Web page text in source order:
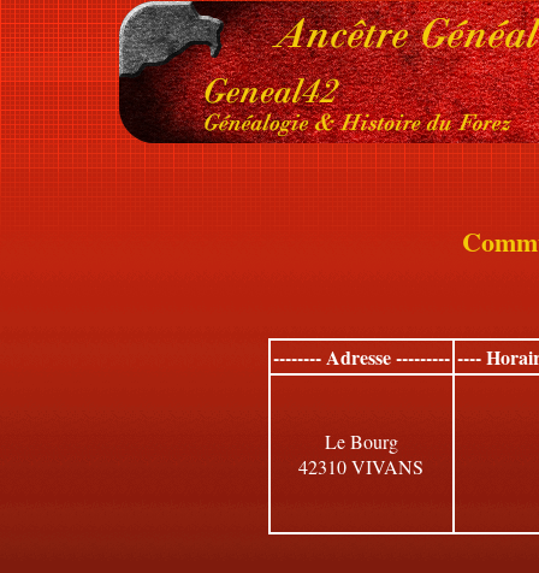
-------- Adresse --------- ----
Le Bourg
42310 VIVANS